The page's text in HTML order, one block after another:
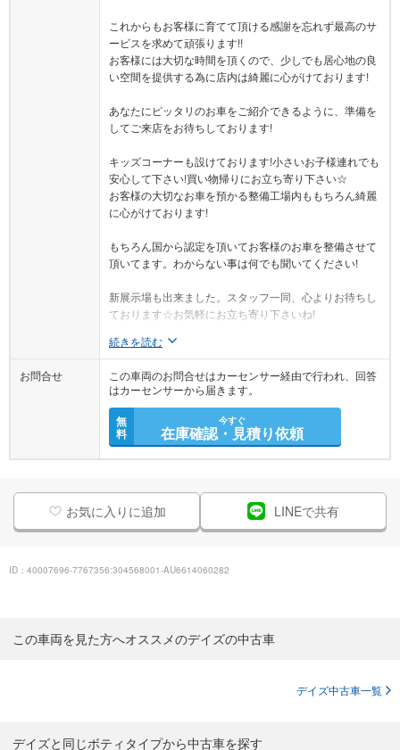
これからもお客様に育てて頂ける感謝を忘れず最高のサ
ービスを求めて頑張ります!!
お客様には大切な時間を頂くので、少しでも居心地の良
い空間を提供する為に店内は綺麗に心がけております!
あなたにピッタリのお車をご紹介できるように、準備を
してご来店をお待ちしております!
キッズコーナーも設けております!小さいお子様連れでも
安心して下さい!買い物帰りにお立ち寄り下さい☆
お客様の大切なお車を預かる整備工場内ももちろん綺麗
に心がけております!
もちろん国から認定を頂いてお客様のお車を整備させて
頂いてます。わからない事は何でも聞いてください!
新展示場も出来ました。スタッフ一同、心よりお待ちし
ております☆お気軽にお立ち寄り下さいね!
続きを読む
お問合せ
この車両のお問合せはカーセンサー経由で行われ、回答
はカーセンサーから届きます。
無
料
今すぐ
在庫確認・見積り依頼
お気に入りに追加 LINEで共有
ID：40007696-7767356:304568001-AU6614060282
この車両を見た方へオススメのデイズの中古車
デイズ中古車一覧
デイズと同じボティタイプから中古車を探す